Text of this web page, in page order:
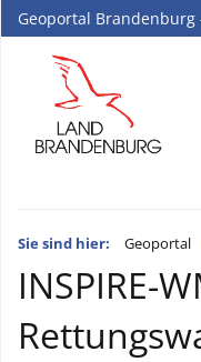
Geoportal
Sie sind hier: Geoportal
INSPIRE-